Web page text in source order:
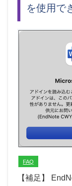
を使用で
FAQ
【補足】